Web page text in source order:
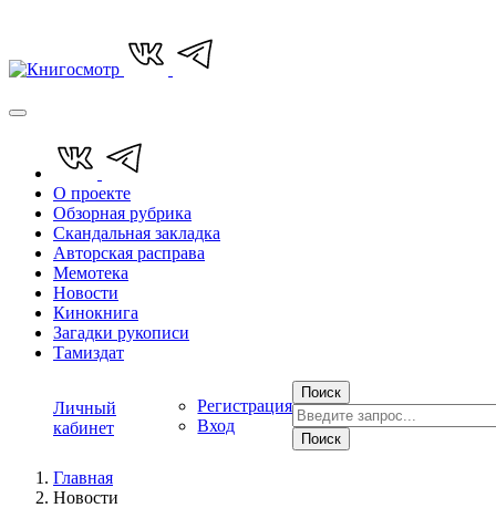
О проекте
Обзорная рубрика
Скандальная закладка
Авторская расправа
Мемотека
Новости
Кинокнига
Загадки рукописи
Тамиздат
Личный
кабинет
Регистрация
Вход
Поиск
Поиск
Главная
Новости